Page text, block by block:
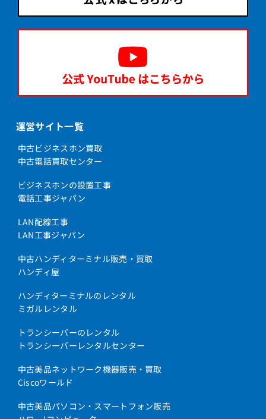
運営サイト一覧
中古ビジネスホン買取
中古電話買取センター
ビジネスホンの設置工事
電話工事ジャパン
LAN配線工事
LAN工事ジャパン
中古ハンディターミナル販売・買取
ハンディ屋
ハンディターミナルのレンタル
ミガルレンタル
トランシーバーのレンタル
トランシーバーレンタルセンター
中古美品ネットワーク機器販売・買取
Ciscoワールド
中古美品パソコン・スマートフォン販売